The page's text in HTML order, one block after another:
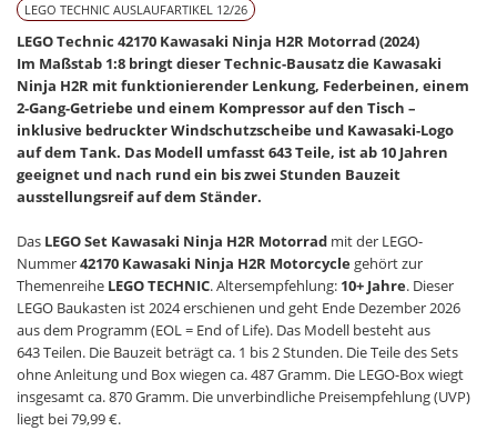
LEGO TECHNIC AUSLAUFARTIKEL 12/26
LEGO Technic 42170 Kawasaki Ninja H2R Motorrad (2024)
Im Maßstab 1:8 bringt dieser Technic-Bausatz die Kawasaki
Ninja H2R mit funktionierender Lenkung, Federbeinen, einem
2-Gang-Getriebe und einem Kompressor auf den Tisch –
inklusive bedruckter Windschutzscheibe und Kawasaki-Logo
auf dem Tank. Das Modell umfasst 643 Teile, ist ab 10 Jahren
geeignet und nach rund ein bis zwei Stunden Bauzeit
ausstellungsreif auf dem Ständer.
Das LEGO Set Kawasaki Ninja H2R Motorrad mit der LEGO-
Nummer42170 Kawasaki Ninja H2R Motorcyclegehört zur
Themenreihe LEGO TECHNIC. Altersempfehlung: 10+ Jahre. Dieser
LEGO Baukasten ist 2024 erschienen und geht Ende Dezember 2026
aus dem Programm (EOL = End of Life). Das Modell besteht aus
643 Teilen. Die Bauzeit beträgt ca. 1 bis 2 Stunden. Die Teile des Sets
ohne Anleitung und Box wiegen ca. 487 Gramm. Die LEGO-Box wiegt
insgesamt ca. 870 Gramm. Die unverbindliche Preisempfehlung (UVP)
liegt bei 79,99 €.